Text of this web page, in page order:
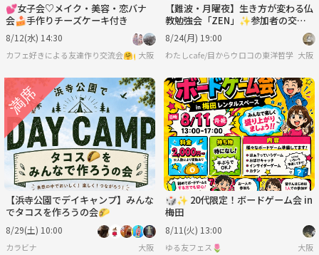
💕女子会♡メイク・美容・恋バナ
会🍰手作りチーズケーキ付き
8/12(水) 14:30
カフェ好きによる友達作り交流会🤗🙌✨🧸🤍🍰
大阪
【難波・月曜夜】生き方が変わる仏
教勉強会「ZEN」✨参加者の交流
も楽しみ
8/24(月) 19:00
わたしcafe/目からウロコの東洋哲学 大阪
【浜寺公園でデイキャンプ】みんな
でタコスを作ろうの会🌮
8/29(土) 10:00
カラビナ 大阪
🎲✨ 20代限定！ボードゲーム会 in
梅田
8/11(火) 13:00
ゆる友フェス🌷 大阪